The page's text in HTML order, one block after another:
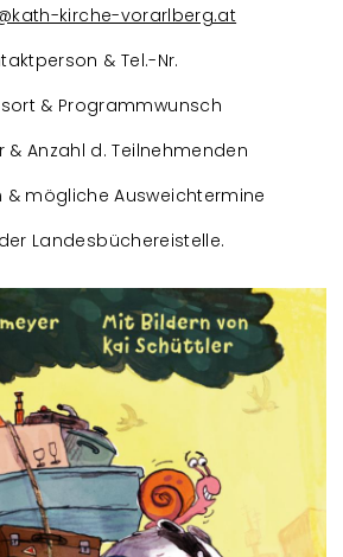
kirche-vorarlberg.at
& Tel.-Nr.
& Programmwunsch
& Anzahl d. Teilnehmenden
& mögliche Ausweichtermine
Landesbüchereistelle.